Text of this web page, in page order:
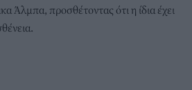
Άλμπα, προσθέτοντας ότι η ίδια έχει